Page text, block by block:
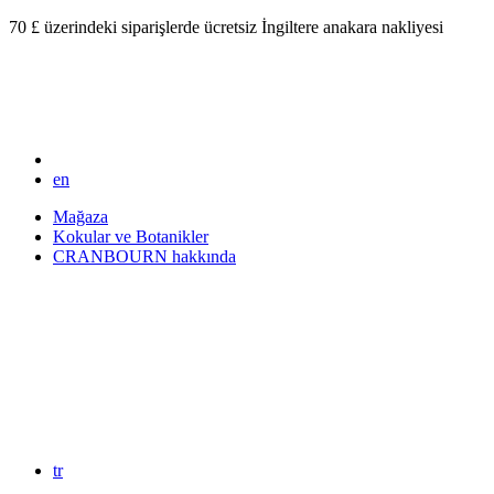
70 £ üzerindeki siparişlerde ücretsiz İngiltere anakara nakliyesi
en
Mağaza
Kokular ve Botanikler
CRANBOURN hakkında
tr